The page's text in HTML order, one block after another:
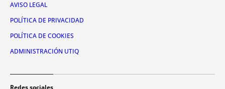
AVISO LEGAL
POLÍTICA DE PRIVACIDAD
POLÍTICA DE COOKIES
ADMINISTRACIÓN UTIQ
Redes sociales